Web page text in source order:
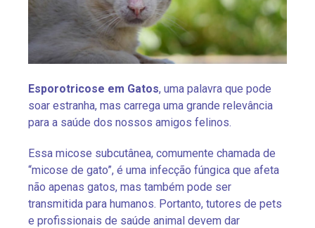
Esporotricose em Gatos, uma palavra que pode
soar estranha, mas carrega uma grande relevância
para a saúde dos nossos amigos felinos.
Essa micose subcutânea, comumente chamada de
“micose de gato”, é uma infecção fúngica que afeta
não apenas gatos, mas também pode ser
transmitida para humanos. Portanto, tutores de pets
e profissionais de saúde animal devem dar